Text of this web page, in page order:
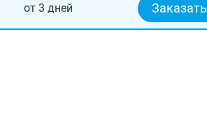
от 3 дней Заказать